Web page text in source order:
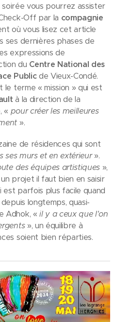
vous pourrez assister
Off par la compagnie
où vous lisez cet article
ses dernières phases de
expressions de
du Centre National des
Publicde Vieux-Condé.
terme « mission » qui est
à la direction de la
« pour créer les meilleures
».
de résidences qui sont
ses murs et en extérieur».
des équipes artistiques »,
projet il faut bien en saisir
est parfois plus facile quand
longtemps, quasi-
Adhok, « il y a ceux que l'on
», un équilibre à
soient bien réparties.